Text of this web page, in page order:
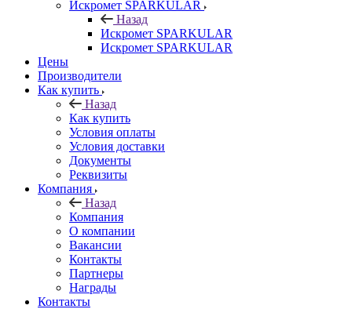
Искромет SPARKULAR
Назад
Искромет SPARKULAR
Искромет SPARKULAR
Цены
Производители
Как купить
Назад
Как купить
Условия оплаты
Условия доставки
Документы
Реквизиты
Компания
Назад
Компания
О компании
Вакансии
Контакты
Партнеры
Награды
Контакты